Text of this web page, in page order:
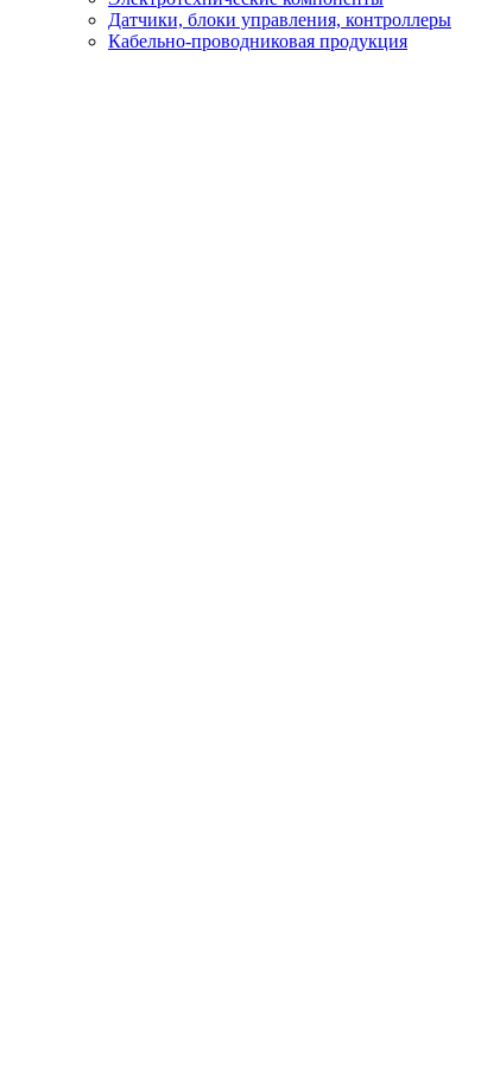
Датчики, блоки управления, контроллеры
Кабельно-проводниковая продукция